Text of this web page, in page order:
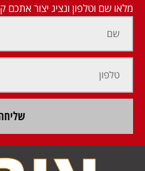
מלאו שם וטלפון ונציג יצור